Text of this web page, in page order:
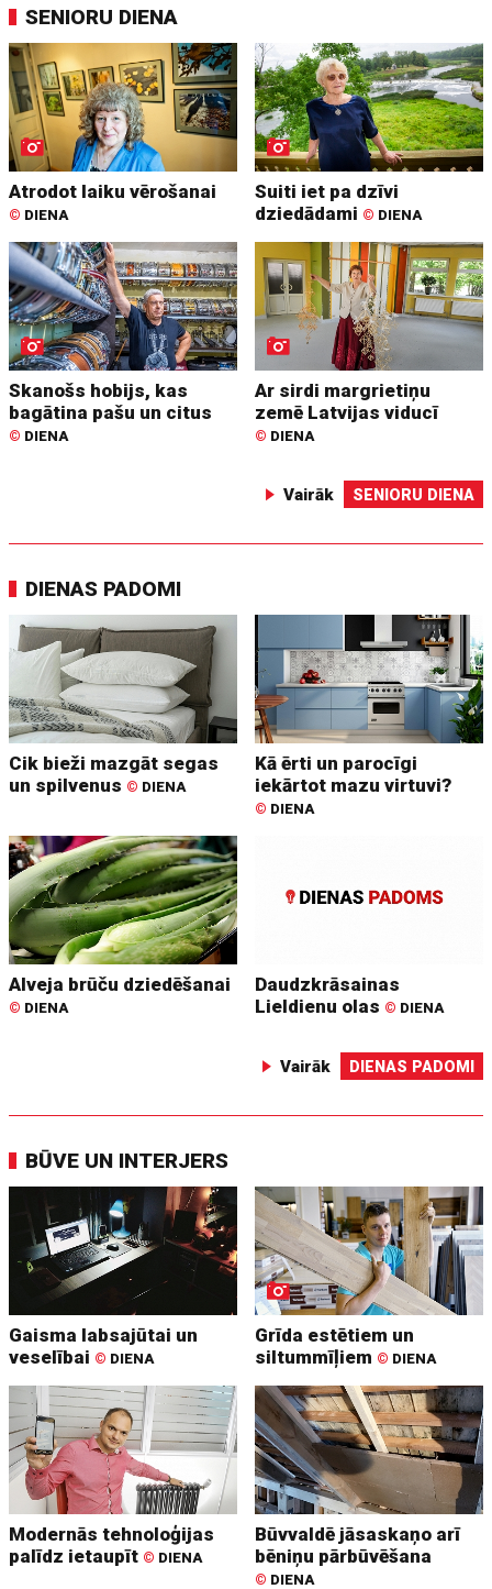
SENIORU DIENA
Atrodot laiku vērošanai
© DIENA
Suiti iet pa dzīvi
dziedādami © DIENA
Skanošs hobijs, kas
bagātina pašu un citus
© DIENA
Ar sirdi margrietiņu
zemē Latvijas viducī
© DIENA
Vairāk SENIORU DIENA
DIENAS PADOMI
Cik bieži mazgāt segas
un spilvenus © DIENA
Kā ērti un parocīgi
iekārtot mazu virtuvi?
© DIENA
Alveja brūču dziedēšanai
© DIENA
Daudzkrāsainas
Lieldienu olas © DIENA
Vairāk DIENAS PADOMI
BŪVE UN INTERJERS
Gaisma labsajūtai un
veselībai © DIENA
Grīda estētiem un
siltummīļiem © DIENA
Modernās tehnoloģijas
palīdz ietaupīt © DIENA
Būvvaldē jāsaskaņo arī
bēniņu pārbūvēšana
© DIENA